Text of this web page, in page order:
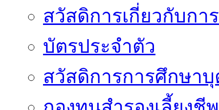
สวัสดิการเกี่ยวกับกา
บัตรประจำตัว
สวัสดิการการศึกษาบุ